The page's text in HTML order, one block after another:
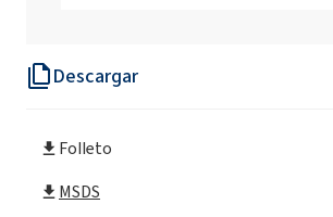
Descargar
Folleto
MSDS
ROKAnol®NL6W (alcohol C9-